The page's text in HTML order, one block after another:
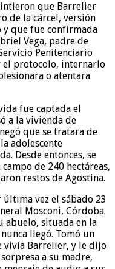
que Barrelier
de la cárcel, versión
y que fue confirmada
Vega, padre de
Penitenciario
el protocolo, internarlo
o atentara
fue captada el
a la vivienda de
que se tratara de
adolescente
Desde entonces, se
de 240 hectáreas,
restos de Agostina.
última vez el sábado 23
Mosconi, Córdoba.
abuelo, situada en la
llegó. Tomó un
vivía Barrelier, y le dijo
a su madre,